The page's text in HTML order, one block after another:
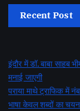
Recent Post
इंदौर में डॉ. बाबा साहब
मनाई जाएगी
पराया माथे ट्राफिक में
भाषा केवल शब्दों का चयन